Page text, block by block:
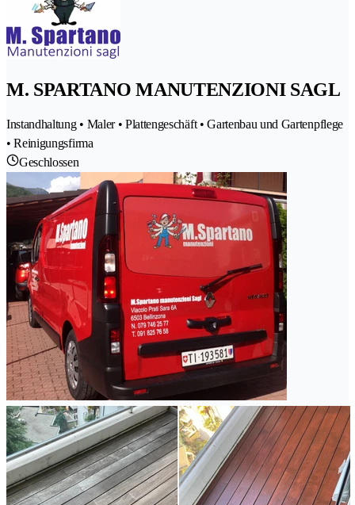
M. SPARTANO MANUTENZIONI SAGL
Instandhaltung • Maler • Plattengeschäft • Gartenbau und Gartenpflege
• Reinigungsfirma
Geschlossen